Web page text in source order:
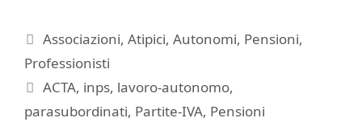
Categorie
Associazioni,Atipici,Autonomi, Pensioni,
Professionisti
Tag
ACTA, inps, lavoro-autonomo,
parasubordinati, Partite-IVA, Pensioni